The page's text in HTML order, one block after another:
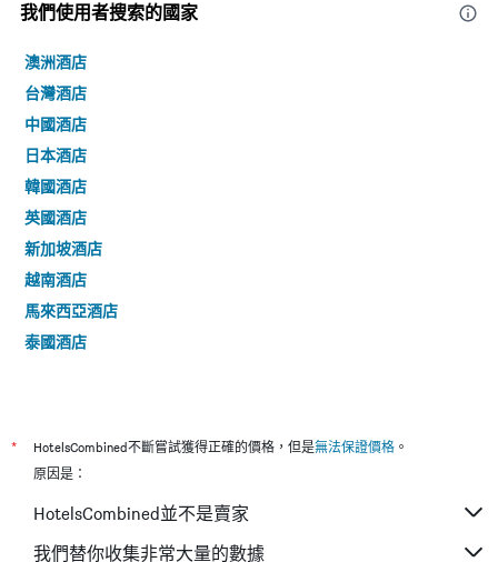
我們使用者搜索的國家
澳洲酒店
台灣酒店
中國酒店
日本酒店
韓國酒店
英國酒店
新加坡酒店
越南酒店
馬來西亞酒店
泰國酒店
* HotelsCombined不斷嘗試獲得正確的價格，但是無法保證價格 。
原因是：
HotelsCombined並不是賣家
我們替你收集非常大量的數據